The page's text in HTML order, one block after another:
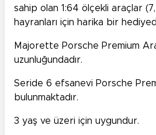
sahip olan 1:64 ölçekli araçlar
hayranları için harika bir
Majorette Porsche Premium
uzunluğundadır.
Seride 6 efsanevi Porsche
bulunmaktadır.
3 yaş ve üzeri için uygundur.